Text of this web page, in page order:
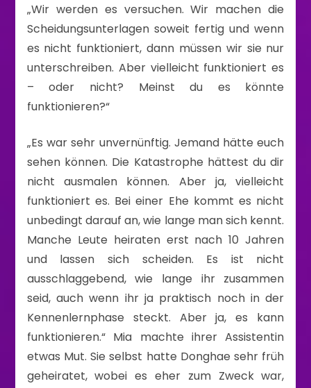
„Wir werden es versuchen. Wir machen die
Scheidungsunterlagen soweit fertig und wenn
es nicht funktioniert, dann müssen wir sie nur
unterschreiben. Aber vielleicht funktioniert es
– oder nicht? Meinst du es könnte
funktionieren?“
„Es war sehr unvernünftig. Jemand hätte euch
sehen können. Die Katastrophe hättest du dir
nicht ausmalen können. Aber ja, vielleicht
funktioniert es. Bei einer Ehe kommt es nicht
unbedingt darauf an, wie lange man sich kennt.
Manche Leute heiraten erst nach 10 Jahren
und lassen sich scheiden. Es ist nicht
ausschlaggebend, wie lange ihr zusammen
seid, auch wenn ihr ja praktisch noch in der
Kennenlernphase steckt. Aber ja, es kann
funktionieren.“ Mia machte ihrer Assistentin
etwas Mut. Sie selbst hatte Donghae sehr früh
geheiratet, wobei es eher zum Zweck war,